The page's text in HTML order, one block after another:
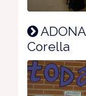
Corella